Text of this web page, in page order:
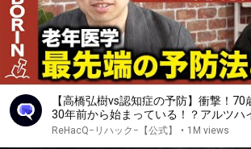
【高橋弘樹vs認知症の予防】衝撃！70
30年前から始まっている！？アルツハ
は？【ReHacQvsアメリカ天才医学者】
ReHacQ−リハック−【公式】 • 1M views